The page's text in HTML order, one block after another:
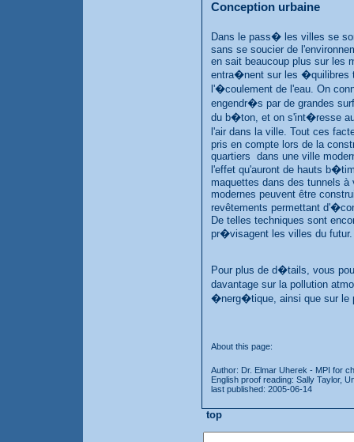
Conception urbaine
Dans le pass� les villes se
sans se soucier de
en sait beaucoup plus sur les
entra�nent sur les �quilibres
l'�coulement de l'eau. On
engendr�s par de grandes
du b�ton, et on s'int�resse
l'air dans la ville. Tout ces
pris en compte lors de la
quartiers dans une ville
l'effet qu'auront de hauts
maquettes dans des tunnels
modernes peuvent être
revêtements permettant
De telles techniques sont
pr�visagent les villes du futur.
Pour plus de d�tails, vous
davantage sur la pollution
�nerg�tique, ainsi que sur le
About this page:
Author: Dr. Elmar Uherek - MPI for
English proof reading: Sally Taylor,
last published: 2005-06-14
top